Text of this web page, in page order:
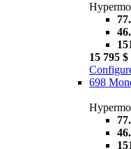
15 795 $
698